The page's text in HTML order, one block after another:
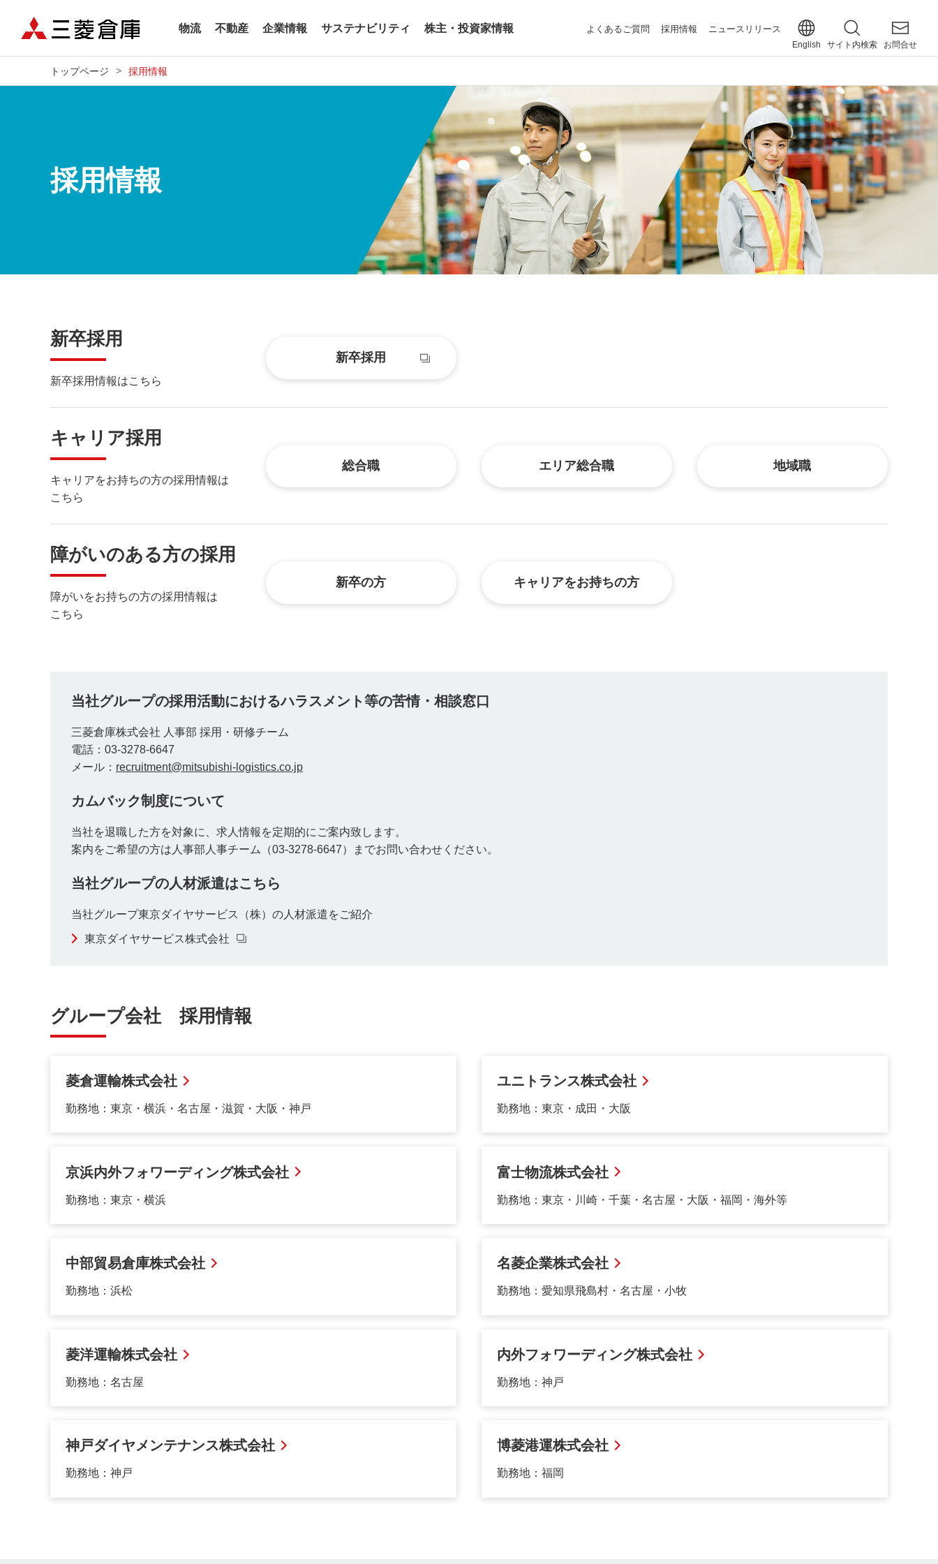
物流 不動産 企業情報 サステナビリティ 株主・投資家情報 よくあるご質問 採用情報 ニュースリリース
English サイト内検索 お問合せ
トップページ 採用情報
採用情報
新卒採用
新卒採用情報はこちら
新卒採用
キャリア採用
キャリアをお持ちの方の採用情報は
こちら
総合職 エリア総合職 地域職
障がいのある方の採用
障がいをお持ちの方の採用情報は
こちら
新卒の方 キャリアをお持ちの方
当社グループの採用活動におけるハラスメント等の苦情・相談窓口
三菱倉庫株式会社 人事部 採用・研修チーム
電話：03-3278-6647
メール： recruitment@mitsubishi-logistics.co.jp
カムバック制度について
当社を退職した方を対象に、求人情報を定期的にご案内致します。
案内をご希望の方は人事部人事チーム（03-3278-6647）までお問い合わせください。
当社グループの人材派遣はこちら
当社グループ東京ダイヤサービス（株）の人材派遣をご紹介
東京ダイヤサービス株式会社
グループ会社 採用情報
菱倉運輸株式会社
勤務地：東京・横浜・名古屋・滋賀・大阪・神戸
ユニトランス株式会社
勤務地：東京・成田・大阪
京浜内外フォワーディング株式会社
勤務地：東京・横浜
富士物流株式会社
勤務地：東京・川崎・千葉・名古屋・大阪・福岡・海外等
中部貿易倉庫株式会社
勤務地：浜松
名菱企業株式会社
勤務地：愛知県飛島村・名古屋・小牧
菱洋運輸株式会社
勤務地：名古屋
内外フォワーディング株式会社
勤務地：神戸
神戸ダイヤメンテナンス株式会社
勤務地：神戸
博菱港運株式会社
勤務地：福岡